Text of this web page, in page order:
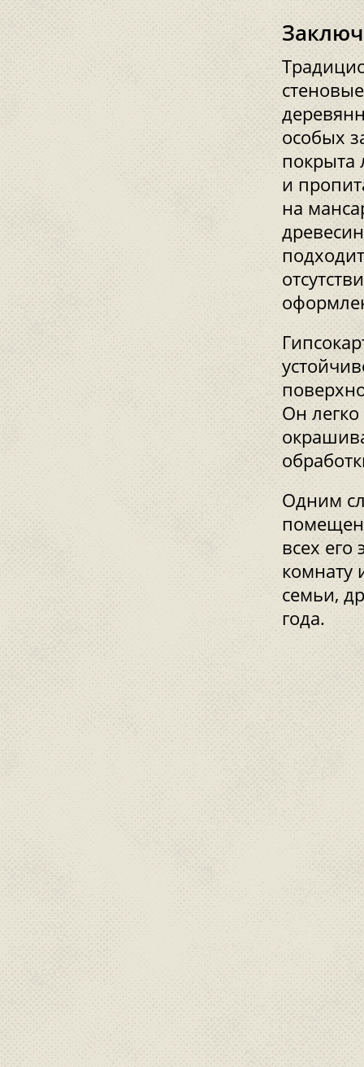
особых
покрыта
и
на
Он
Одним
всех
комнату
семьи,
года.